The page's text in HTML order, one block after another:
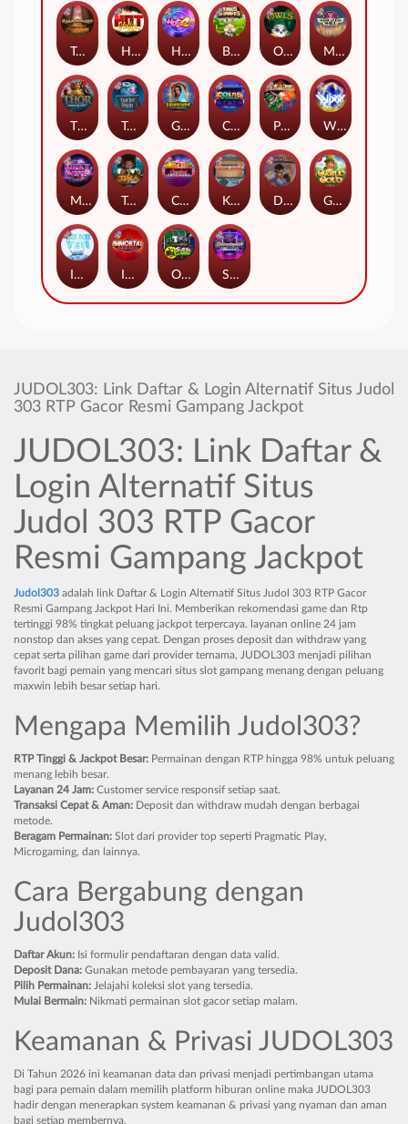
Manhattan Goes Wild
Tractor Beam
Casino Win Spin
Hot Nudge
Starstruck
Tomb of Akhenaten
Golden Genie And The Walking Wilds
Immortal Fruits
Tesla Jolt Dungeon Quest
Coins of Fortune WiXX
Outsourced: Slash Game
Bonus Bunnies
Hot 4 Cash Owls
Milky Ways Gaelic Gold
Kitchen Drama: Sushi Mania
Pixies vs Pirates
Thor: Hammer Time
Ice Ice Yeti
JUDOL303: Link Daftar & Login Alternatif Situs Judol
303 RTP Gacor Resmi Gampang Jackpot
JUDOL303: Link Daftar &
Login Alternatif Situs
Judol 303 RTP Gacor
Resmi Gampang Jackpot
Judol303 adalah link Daftar & Login Alternatif Situs Judol 303 RTP Gacor
Resmi Gampang Jackpot Hari Ini. Memberikan rekomendasi game dan Rtp
tertinggi 98% tingkat peluang jackpot terpercaya. layanan online 24 jam
nonstop dan akses yang cepat. Dengan proses deposit dan withdraw yang
cepat serta pilihan game dari provider ternama, JUDOL303 menjadi pilihan
favorit bagi pemain yang mencari situs slot gampang menang dengan peluang
maxwin lebih besar setiap hari.
Mengapa Memilih Judol303?
RTP Tinggi & Jackpot Besar: Permainan dengan RTP hingga 98% untuk peluang
menang lebih besar.
Layanan 24 Jam: Customer service responsif setiap saat.
Transaksi Cepat & Aman: Deposit dan withdraw mudah dengan berbagai
metode.
Beragam Permainan: Slot dari provider top seperti Pragmatic Play,
Microgaming, dan lainnya.
Cara Bergabung dengan
Judol303
Daftar Akun: Isi formulir pendaftaran dengan data valid.
Deposit Dana: Gunakan metode pembayaran yang tersedia.
Pilih Permainan: Jelajahi koleksi slot yang tersedia.
Mulai Bermain: Nikmati permainan slot gacor setiap malam.
Keamanan & Privasi JUDOL303
Di Tahun 2026 ini keamanan data dan privasi menjadi pertimbangan utama
bagi para pemain dalam memilih platform hiburan online maka JUDOL303
hadir dengan menerapkan system keamanan & privasi yang nyaman dan aman
bagi setiap membernya.